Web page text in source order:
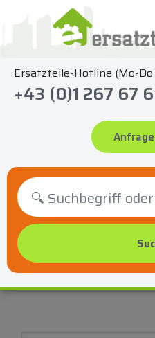
springen
Ersatzteile-Hotline (Mo-Do
+43 (0)1 267 67